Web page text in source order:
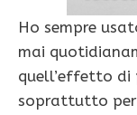
Ho sempre
mai
quell’effetto di
soprattutto